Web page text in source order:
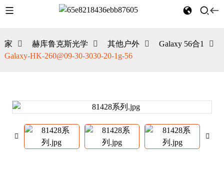
家 赫库鲁克斯光学 其他户外
Galaxy 56合1
Galaxy-HK-260@09-30-3030-20-1g-56